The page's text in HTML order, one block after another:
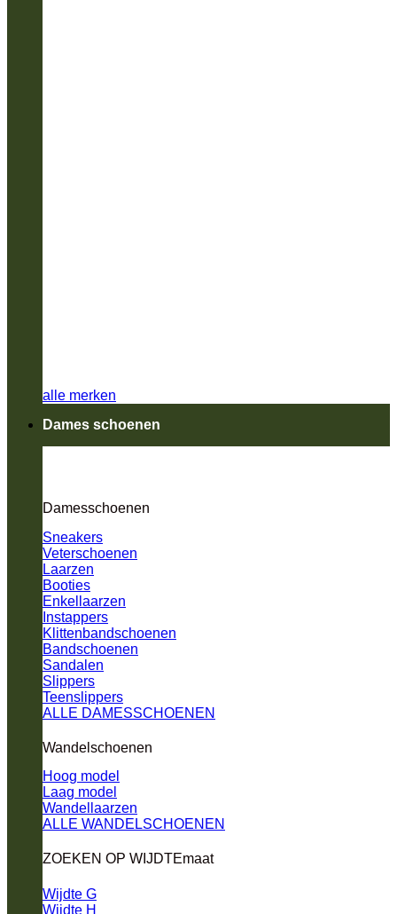
alle merken
Dames schoenen
Damesschoenen
Sneakers
Veterschoenen
Laarzen
Booties
Enkellaarzen
Instappers
Klittenbandschoenen
Bandschoenen
Sandalen
Slippers
Teenslippers
ALLE DAMESSCHOENEN
Wandelschoenen
Hoog model
Laag model
Wandellaarzen
ALLE WANDELSCHOENEN
ZOEKEN OP WIJDTEmaat
Wijdte G
Wijdte H